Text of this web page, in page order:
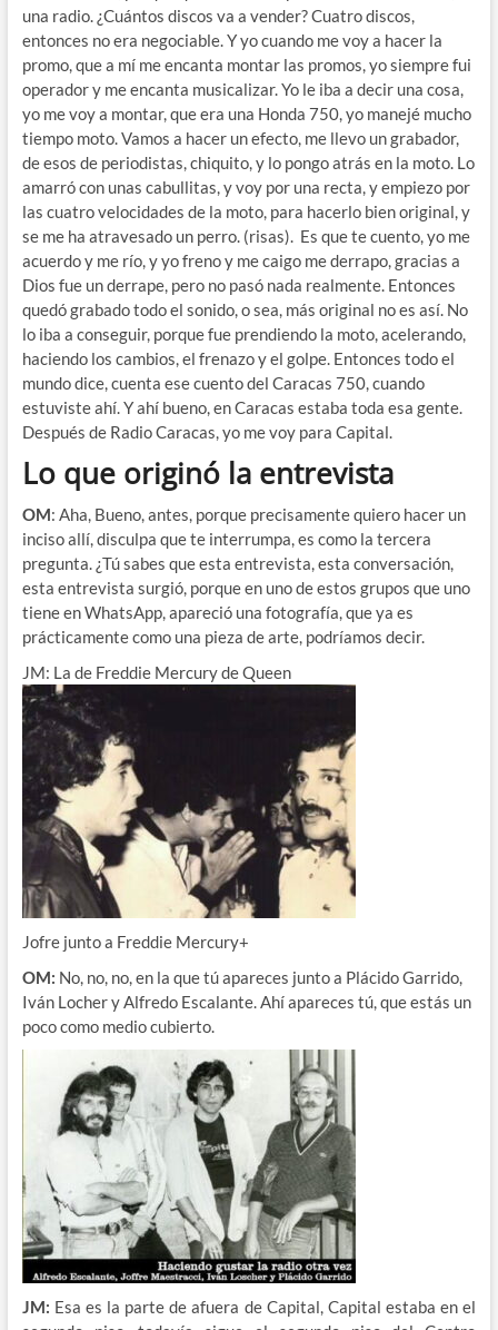
una radio. ¿Cuántos discos va a vender? Cuatro discos,
entonces no era negociable. Y yo cuando me voy a hacer la
promo, que a mí me encanta montar las promos, yo siempre fui
operador y me encanta musicalizar. Yo le iba a decir una cosa,
yo me voy a montar, que era una Honda 750, yo manejé mucho
tiempo moto. Vamos a hacer un efecto, me llevo un grabador,
de esos de periodistas, chiquito, y lo pongo atrás en la moto. Lo
amarró con unas cabullitas, y voy por una recta, y empiezo por
las cuatro velocidades de la moto, para hacerlo bien original, y
se me ha atravesado un perro. (risas). Es que te cuento, yo me
acuerdo y me río, y yo freno y me caigo me derrapo, gracias a
Dios fue un derrape, pero no pasó nada realmente. Entonces
quedó grabado todo el sonido, o sea, más original no es así. No
lo iba a conseguir, porque fue prendiendo la moto, acelerando,
haciendo los cambios, el frenazo y el golpe. Entonces todo el
mundo dice, cuenta ese cuento del Caracas 750, cuando
estuviste ahí. Y ahí bueno, en Caracas estaba toda esa gente.
Después de Radio Caracas, yo me voy para Capital.
Lo que originó la entrevista
OM: Aha, Bueno, antes, porque precisamente quiero hacer un
inciso allí, disculpa que te interrumpa, es como la tercera
pregunta. ¿Tú sabes que esta entrevista, esta conversación,
esta entrevista surgió, porque en uno de estos grupos que uno
tiene en WhatsApp, apareció una fotografía, que ya es
prácticamente como una pieza de arte, podríamos decir.
JM: La de Freddie Mercury de Queen
Jofre junto a Freddie Mercury+
OM: No, no, no, en la que tú apareces junto a Plácido Garrido,
Iván Locher y Alfredo Escalante. Ahí apareces tú, que estás un
poco como medio cubierto.
JM: Esa es la parte de afuera de Capital, Capital estaba en el